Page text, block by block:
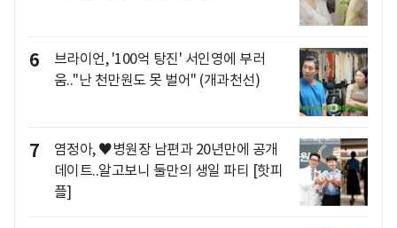
6
브라이언, '100억 탕진' 서인영에 부러
움.."난 천만원도 못 벌어" (개과천선)
7
염정아, ♥병원장 남편과 20년만에 공개
데이트..알고보니 둘만의 생일 파티 [핫피
플]